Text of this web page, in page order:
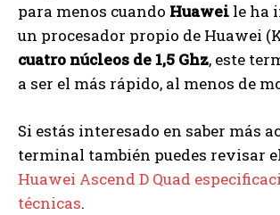
para menos cuando Huawei le ha
un procesador propio de Huawei
cuatro núcleos de 1,5 Ghz, este
a ser el más rápido, al menos de
Si estás interesado en saber más
terminal también puedes revisar
Huawei Ascend D Quad
técnicas.